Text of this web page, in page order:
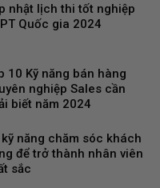
nhật lịch thi tốt nghiệp
Quốc gia 2024
10 Kỹ năng bán hàng
nghiệp Sales cần
biết năm 2024
năng chăm sóc khách
để trở thành nhân viên
sắc